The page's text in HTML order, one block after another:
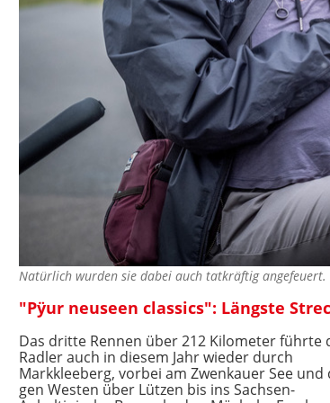
Natürlich wurden sie dabei auch tatkräftig
"Pÿur neuseen classics": Längste
Das dritte Rennen über 212 Kilometer führte
Radler auch in diesem Jahr wieder durch
Markkleeberg, vorbei am Zwenkauer See und
gen Westen über Lützen bis ins Sachsen-